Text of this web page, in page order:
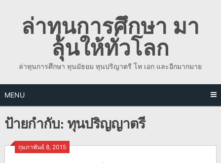
contentล่าทุนการศึกษา มา
ลุ้นให้ทั่วโลก
ล่าทุนการศึกษา ทุนมัธยม ทุนปริญาตรี โท เอก และอีกมากมาย
MENU
ป้ายกำกับ:ทุนปริญญาตรี
กุมภาพันธ์ 8, 2015